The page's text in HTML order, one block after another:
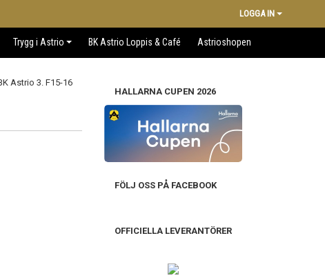
LOGGA IN
Trygg i Astrio BK Astrio Loppis & Café Astrioshopen
HALLARNA CUPEN 2026
FÖLJ OSS PÅ FACEBOOK
OFFICIELLA LEVERANTÖRER